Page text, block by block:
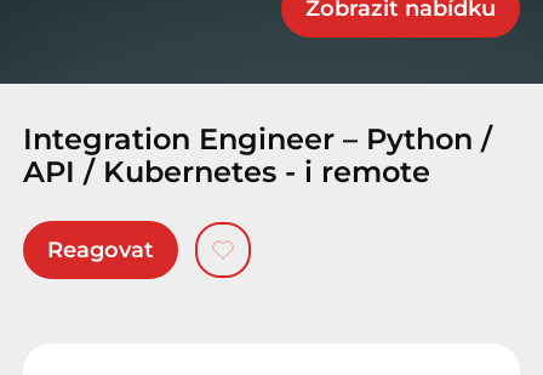
Integration Engineer – Python /
API / Kubernetes - i remote
Reagovat